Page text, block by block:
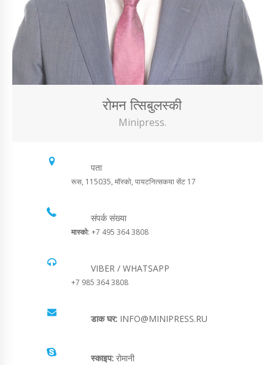
रोमन त्सिबुलस्की
Minipress.
पता
रूस, 115035, मॉस्को, पायटनित्सकया सेंट 17
संपर्क संख्या
मास्को: +7 495 364 3808
VIBER / WHATSAPP
+7 985 364 3808
डाक घर: INFO@MINIPRESS.RU
स्काइप: रोमानी